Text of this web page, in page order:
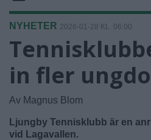
NYHETER 2026-01-28 KL. 06:00
in fler
Av Magnus Blom
Ljungby Tennisklubb är en
vid Lagavallen.